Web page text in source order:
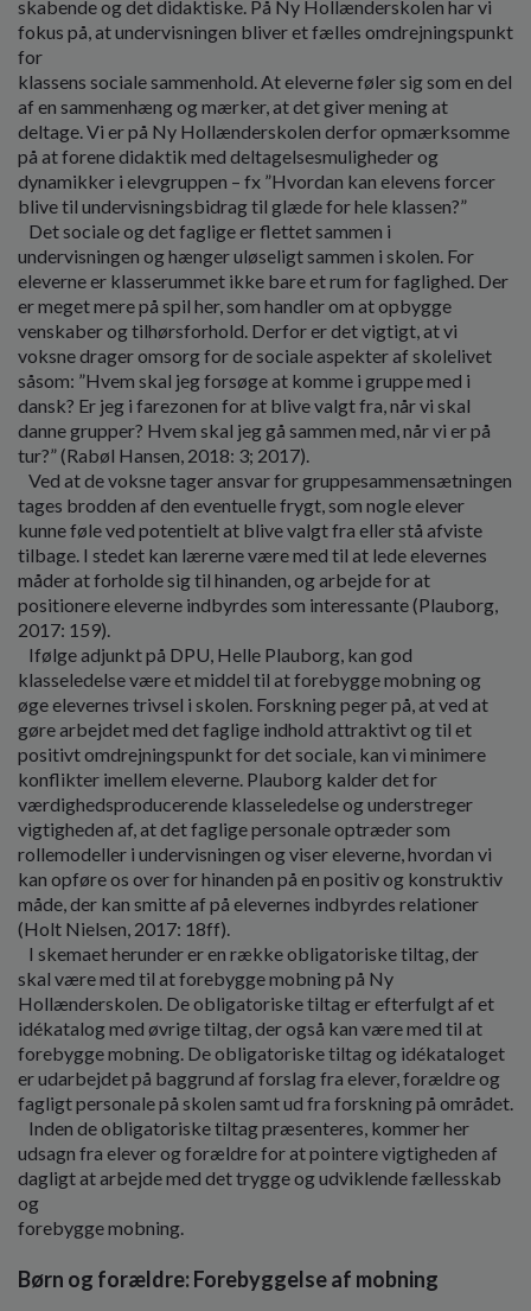
skabende og det didaktiske. På Ny Hollænderskolen har vi
fokus på, at undervisningen bliver et fælles omdrejningspunkt
for
klassens sociale sammenhold. At eleverne føler sig som en del
af en sammenhæng og mærker, at det giver mening at
deltage. Vi er på Ny Hollænderskolen derfor opmærksomme
på at forene didaktik med deltagelsesmuligheder og
dynamikker i elevgruppen – fx ”Hvordan kan elevens forcer
blive til undervisningsbidrag til glæde for hele klassen?”
Det sociale og det faglige er flettet sammen i
undervisningen og hænger uløseligt sammen i skolen. For
eleverne er klasserummet ikke bare et rum for faglighed. Der
er meget mere på spil her, som handler om at opbygge
venskaber og tilhørsforhold. Derfor er det vigtigt, at vi
voksne drager omsorg for de sociale aspekter af skolelivet
såsom: ”Hvem skal jeg forsøge at komme i gruppe med i
dansk? Er jeg i farezonen for at blive valgt fra, når vi skal
danne grupper? Hvem skal jeg gå sammen med, når vi er på
tur?” (Rabøl Hansen, 2018: 3; 2017).
Ved at de voksne tager ansvar for gruppesammensætningen
tages brodden af den eventuelle frygt, som nogle elever
kunne føle ved potentielt at blive valgt fra eller stå afviste
tilbage. I stedet kan lærerne være med til at lede elevernes
måder at forholde sig til hinanden, og arbejde for at
positionere eleverne indbyrdes som interessante (Plauborg,
2017: 159).
Ifølge adjunkt på DPU, Helle Plauborg, kan god
klasseledelse være et middel til at forebygge mobning og
øge elevernes trivsel i skolen. Forskning peger på, at ved at
gøre arbejdet med det faglige indhold attraktivt og til et
positivt omdrejningspunkt for det sociale, kan vi minimere
konflikter imellem eleverne. Plauborg kalder det for
værdighedsproducerende klasseledelse og understreger
vigtigheden af, at det faglige personale optræder som
rollemodeller i undervisningen og viser eleverne, hvordan vi
kan opføre os over for hinanden på en positiv og konstruktiv
måde, der kan smitte af på elevernes indbyrdes relationer
(Holt Nielsen, 2017: 18ff).
I skemaet herunder er en række obligatoriske tiltag, der
skal være med til at forebygge mobning på Ny
Hollænderskolen. De obligatoriske tiltag er efterfulgt af et
idékatalog med øvrige tiltag, der også kan være med til at
forebygge mobning. De obligatoriske tiltag og idékataloget
er udarbejdet på baggrund af forslag fra elever, forældre og
fagligt personale på skolen samt ud fra forskning på området.
Inden de obligatoriske tiltag præsenteres, kommer her
udsagn fra elever og forældre for at pointere vigtigheden af
dagligt at arbejde med det trygge og udviklende fællesskab
og
forebygge mobning.
Børn og forældre: Forebyggelse af mobning